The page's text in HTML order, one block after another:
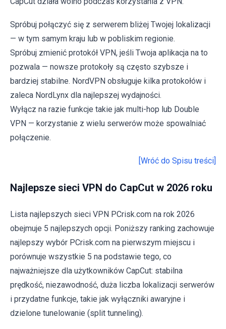
Spróbuj połączyć się z serwerem bliżej Twojej lokalizacji
— w tym samym kraju lub w pobliskim regionie.
Spróbuj zmienić protokół VPN, jeśli Twoja aplikacja na to
pozwala — nowsze protokoły są często szybsze i
bardziej stabilne. NordVPN obsługuje kilka protokołów i
zaleca NordLynx dla najlepszej wydajności.
Wyłącz na razie funkcje takie jak multi-hop lub Double
VPN — korzystanie z wielu serwerów może spowalniać
połączenie.
[Wróć do Spisu treści]
Najlepsze sieci VPN do CapCut w 2026 roku
Lista najlepszych sieci VPN PCrisk.com na rok 2026
obejmuje 5 najlepszych opcji. Poniższy ranking zachowuje
najlepszy wybór PCrisk.com na pierwszym miejscu i
porównuje wszystkie 5 na podstawie tego, co
najważniejsze dla użytkowników CapCut: stabilna
prędkość, niezawodność, duża liczba lokalizacji serwerów
i przydatne funkcje, takie jak wyłączniki awaryjne i
dzielone tunelowanie (split tunneling).